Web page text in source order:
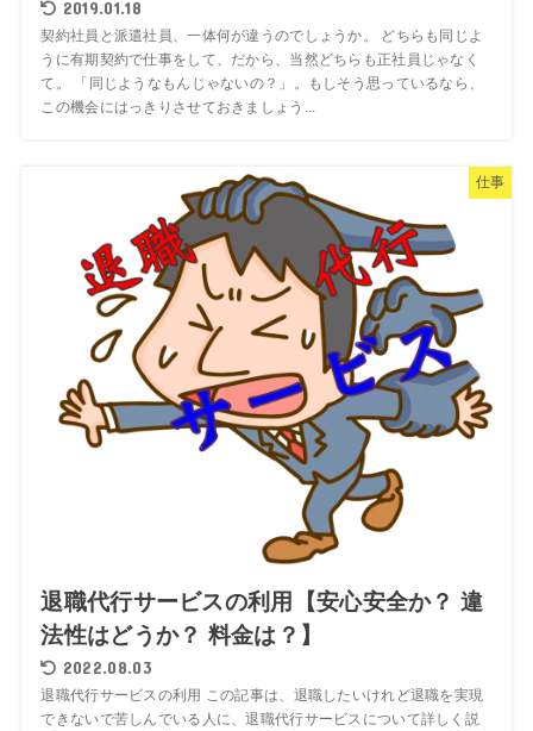
2019.01.18
契約社員と派遣社員、一体何が違うのでしょうか。 どちらも同じよ
うに有期契約で仕事をして、だから、当然どちらも正社員じゃなく
て。 「同じようなもんじゃないの？」。もしそう思っているなら、
この機会にはっきりさせておきましょう...
仕事
退職代行サービスの利用【安心安全か？ 違
法性はどうか？ 料金は？】
2022.08.03
退職代行サービスの利用 この記事は、退職したいけれど退職を実現
できないで苦しんでいる人に、退職代行サービスについて詳しく説